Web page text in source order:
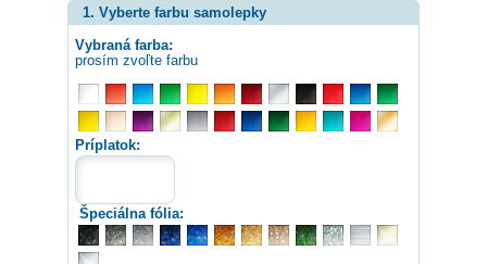
1. Vyberte farbu samolepky
Vybraná farba:
prosím zvoľte farbu
Príplatok:
Špeciálna fólia: